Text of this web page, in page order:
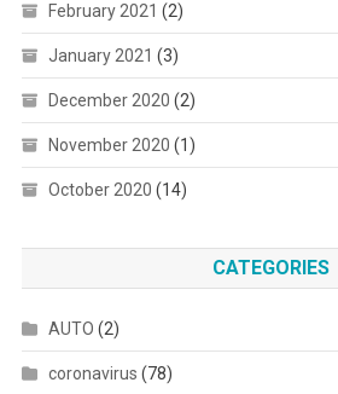
February 2021 (2)
January 2021 (3)
December 2020 (2)
November 2020 (1)
October 2020 (14)
CATEGORIES
AUTO (2)
coronavirus (78)